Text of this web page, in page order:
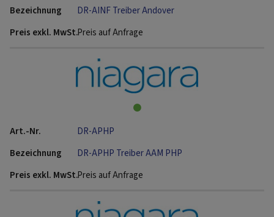
DR-AINF Treiber Andover
Preis auf Anfrage
DR-APHP
DR-APHP Treiber AAM PHP
Preis auf Anfrage